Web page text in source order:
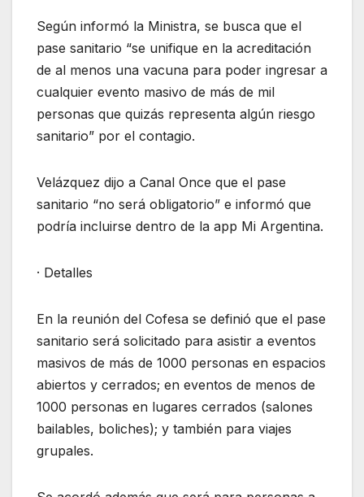
Según informó la Ministra, se busca que el
pase sanitario “se unifique en la acreditación
de al menos una vacuna para poder ingresar a
cualquier evento masivo de más de mil
personas que quizás representa algún riesgo
sanitario” por el contagio.
Velázquez dijo a Canal Once que el pase
sanitario “no será obligatorio” e informó que
podría incluirse dentro de la app Mi Argentina.
· Detalles
En la reunión del Cofesa se definió que el pase
sanitario será solicitado para asistir a eventos
masivos de más de 1000 personas en espacios
abiertos y cerrados; en eventos de menos de
1000 personas en lugares cerrados (salones
bailables, boliches); y también para viajes
grupales.